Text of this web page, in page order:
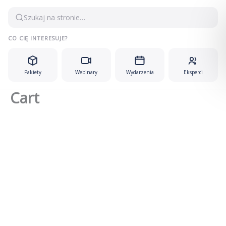
Szukaj na stronie…
CO CIĘ INTERESUJE?
Pakiety Webinary Wydarzenia Eksperci
Cart